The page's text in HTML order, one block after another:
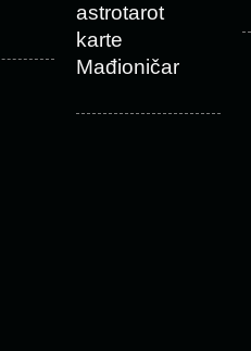
astrotarot
karte
Mađioničar